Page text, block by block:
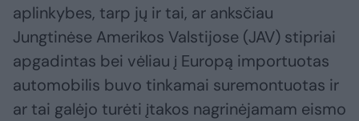
aplinkybes, tarp jų ir tai, ar anksčiau
Jungtinėse Amerikos Valstijose (JAV) stipriai
apgadintas bei vėliau į Europą importuotas
automobilis buvo tinkamai suremontuotas ir
ar tai galėjo turėti įtakos nagrinėjamam eismo